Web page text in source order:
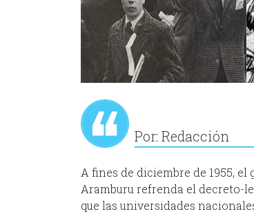
Por: Redacción
A fines de diciembre de 1955,
Aramburu refrenda el decreto-
que las universidades